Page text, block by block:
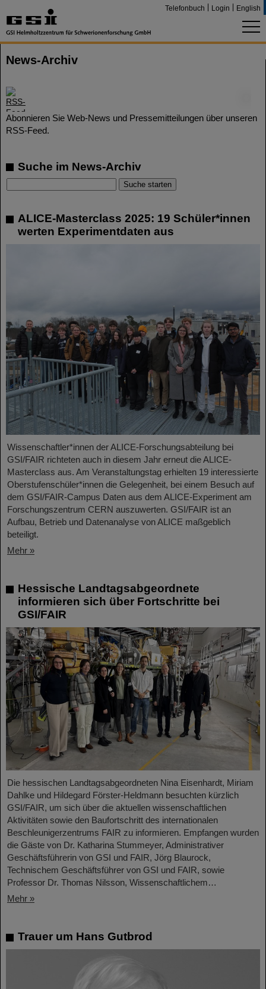
Telefonbuch Login English
News-Archiv
Abonnieren Sie Web-News und Pressemitteilungen über unseren
RSS-Feed.
Suche im News-Archiv
ALICE-Masterclass 2025: 19 Schüler*innen
werten Experimentdaten aus
Wissenschaftler*innen der ALICE-Forschungsabteilung bei
GSI/FAIR richteten auch in diesem Jahr erneut die ALICE-
Masterclass aus. Am Veranstaltungstag erhielten 19 interessierte
Oberstufenschüler*innen die Gelegenheit, bei einem Besuch auf
dem GSI/FAIR-Campus Daten aus dem ALICE-Experiment am
Forschungszentrum CERN auszuwerten. GSI/FAIR ist an
Aufbau, Betrieb und Datenanalyse von ALICE maßgeblich
beteiligt.
Mehr »
Hessische Landtagsabgeordnete
informieren sich über Fortschritte bei
GSI/FAIR
Die hessischen Landtagsabgeordneten Nina Eisenhardt, Miriam
Dahlke und Hildegard Förster-Heldmann besuchten kürzlich
GSI/FAIR, um sich über die aktuellen wissenschaftlichen
Aktivitäten sowie den Baufortschritt des internationalen
Beschleunigerzentrums FAIR zu informieren. Empfangen wurden
die Gäste von Dr. Katharina Stummeyer, Administrativer
Geschäftsführerin von GSI und FAIR, Jörg Blaurock,
Technischem Geschäftsführer von GSI und FAIR, sowie
Professor Dr. Thomas Nilsson, Wissenschaftlichem…
Mehr »
Trauer um Hans Gutbrod